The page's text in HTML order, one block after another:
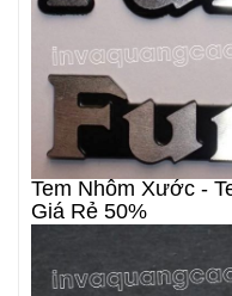
Tem Nhôm Xước -
Giá Rẻ 50%